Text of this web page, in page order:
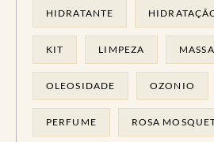
HIDRATANTE
KIT LIMPEZA
OLEOSIDADE OZONIO
PERFUME ROSA